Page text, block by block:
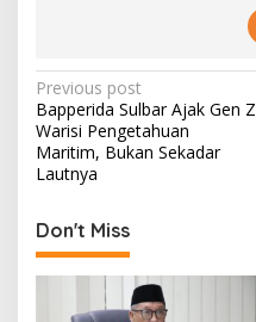
P
o
s
n
a
Previous post
Bapperida Sulbar Ajak Gen Z
Warisi Pengetahuan
Maritim, Bukan Sekadar
Lautnya
Don't Miss